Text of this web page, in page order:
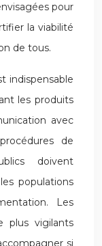
pour
la viabilité
de tous.
indispensable
les produits
avec
de
doivent
populations
Les
plus vigilants
si